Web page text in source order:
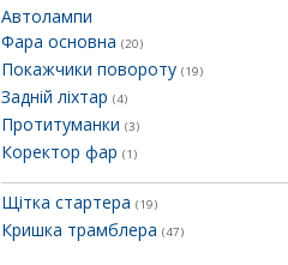
Автолампи
Фара основна (20)
Покажчики повороту (19)
Задній ліхтар (4)
Протитуманки (3)
Коректор фар (1)
Щітка стартера (19)
Кришка трамблера (47)